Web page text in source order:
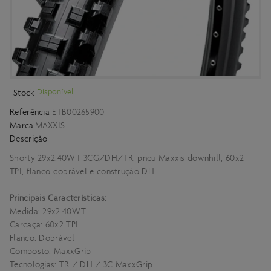
Stock Disponível
Referência ETB00265900
Marca MAXXIS
Descrição
Shorty 29x2.40WT 3CG/DH/TR: pneu Maxxis downhill, 60x2
TPI, flanco dobrável e construção DH.
Principais Características:
Medida: 29x2.40WT
Carcaça: 60x2 TPI
Flanco: Dobrável
Composto: MaxxGrip
Tecnologias: TR / DH / 3C MaxxGrip